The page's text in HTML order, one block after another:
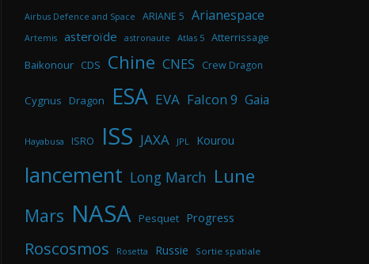
Airbus Defence and Space ARIANE 5 Arianespace
Artemis asteroïde astronaute Atlas 5 Atterrissage
Baikonour CDS Chine CNES Crew Dragon
Cygnus Dragon ESA EVA Falcon 9 Gaia
Hayabusa ISRO ISS JAXA JPL Kourou
lancement Long March Lune
Mars NASA Pesquet Progress
Roscosmos Rosetta Russie Sortie spatiale